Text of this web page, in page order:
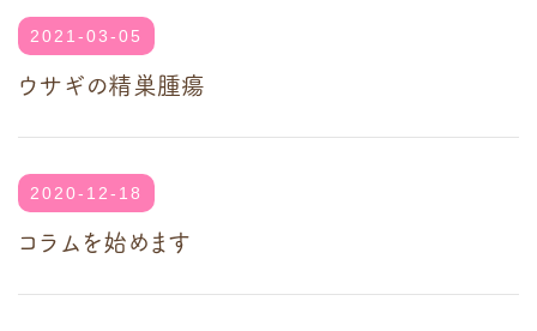
2021-03-05
ウサギの精巣腫瘍
2020-12-18
コラムを始めます